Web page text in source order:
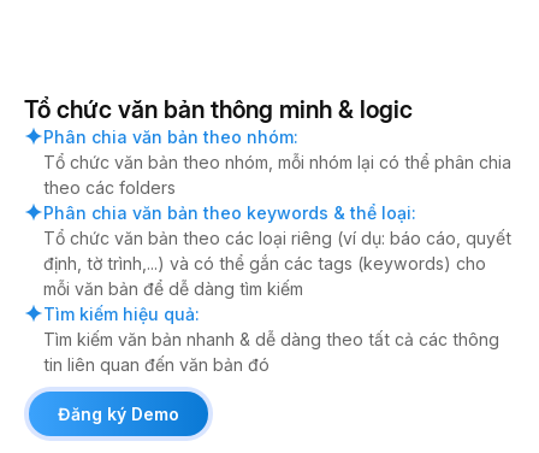
Tổ chức văn bản thông minh & logic
Phân chia văn bản theo nhóm:
Tổ chức văn bản theo nhóm, mỗi nhóm lại có thể phân chia
theo các folders
Phân chia văn bản theo keywords & thể loại:
Tổ chức văn bản theo các loại riêng (ví dụ: báo cáo, quyết
định, tờ trình,...) và có thể gắn các tags (keywords) cho
mỗi văn bản để dễ dàng tìm kiếm
Tìm kiếm hiệu quả:
Tìm kiếm văn bản nhanh & dễ dàng theo tất cả các thông
tin liên quan đến văn bản đó
Đăng ký Demo